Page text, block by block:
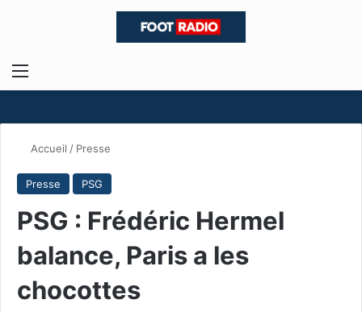
Menu
Accueil / Presse
Presse PSG
PSG : Frédéric Hermel
balance, Paris a les
chocottes